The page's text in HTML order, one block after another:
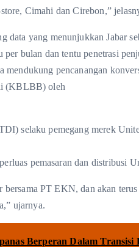
Cimahi dan Cirebon,”
yang menunjukkan Jabar
bulan dan tentu penetrasi
pencanangan
(KBLBB) oleh
selaku pemegang merek
pemasaran dan distribusi
bersama PT EKN, dan akan
ujarnya.
Berperan Dalam Transisi